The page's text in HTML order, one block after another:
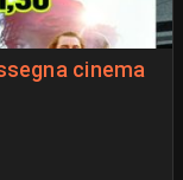
cinema